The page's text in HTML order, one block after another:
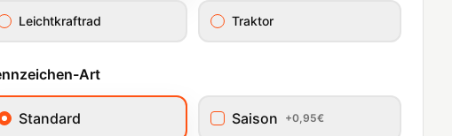
Leichtkraftrad Traktor
Art
Standard Saison +0,95€